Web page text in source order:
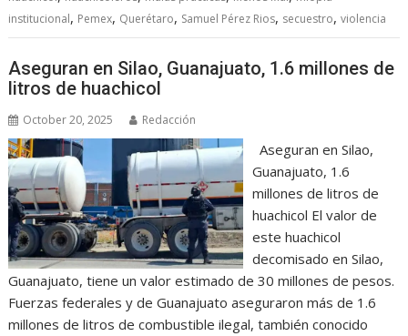
institucional, Pemex, Querétaro, Samuel Pérez Rios, secuestro,violencia
Aseguran en Silao, Guanajuato, 1.6 millones de
litros de huachicol
October 20, 2025 Redacción
Aseguran en Silao,
Guanajuato, 1.6
millones de litros de
huachicol El valor de
este huachicol
decomisado en Silao,
Guanajuato, tiene un valor estimado de 30 millones de pesos.
Fuerzas federales y de Guanajuato aseguraron más de 1.6
millones de litros de combustible ilegal, también conocido